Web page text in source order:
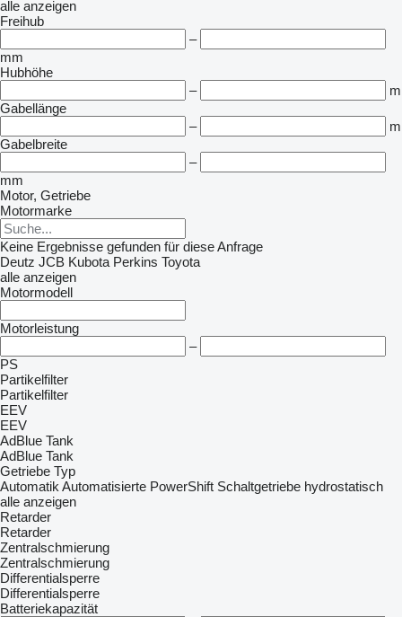
alle anzeigen
Freihub
–
mm
Hubhöhe
–
m
Gabellänge
–
m
Gabelbreite
–
mm
Motor, Getriebe
Motormarke
Keine Ergebnisse gefunden für diese Anfrage
Deutz JCB Kubota Perkins Toyota
alle anzeigen
Motormodell
Motorleistung
–
PS
Partikelfilter
Partikelfilter
EEV
EEV
AdBlue Tank
AdBlue Tank
Getriebe Typ
Automatik Automatisierte PowerShift Schaltgetriebe hydrostatisch
alle anzeigen
Retarder
Retarder
Zentralschmierung
Zentralschmierung
Differentialsperre
Differentialsperre
Batteriekapazität